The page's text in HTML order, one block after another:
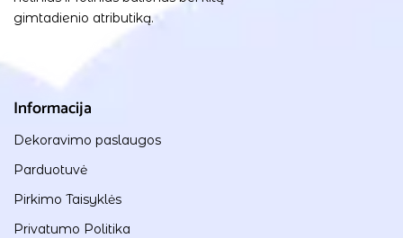
gimtadienio atributiką.
Informacija
Dekoravimo paslaugos
Parduotuvė
Pirkimo Taisyklės
Privatumo Politika